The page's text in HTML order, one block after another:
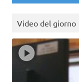
Video del giorno